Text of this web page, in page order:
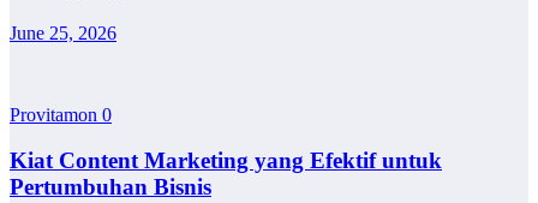
June 25, 2026
Provitamon 0
Kiat Content Marketing yang Efektif untuk
Pertumbuhan Bisnis